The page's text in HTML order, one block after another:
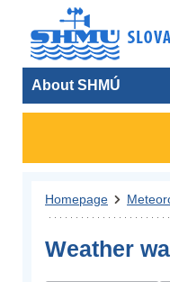
About SHMÚ
Homepage
Weather